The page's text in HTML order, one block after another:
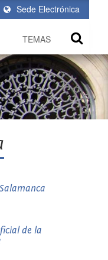
Sede Electrónica
TEMAS
de la